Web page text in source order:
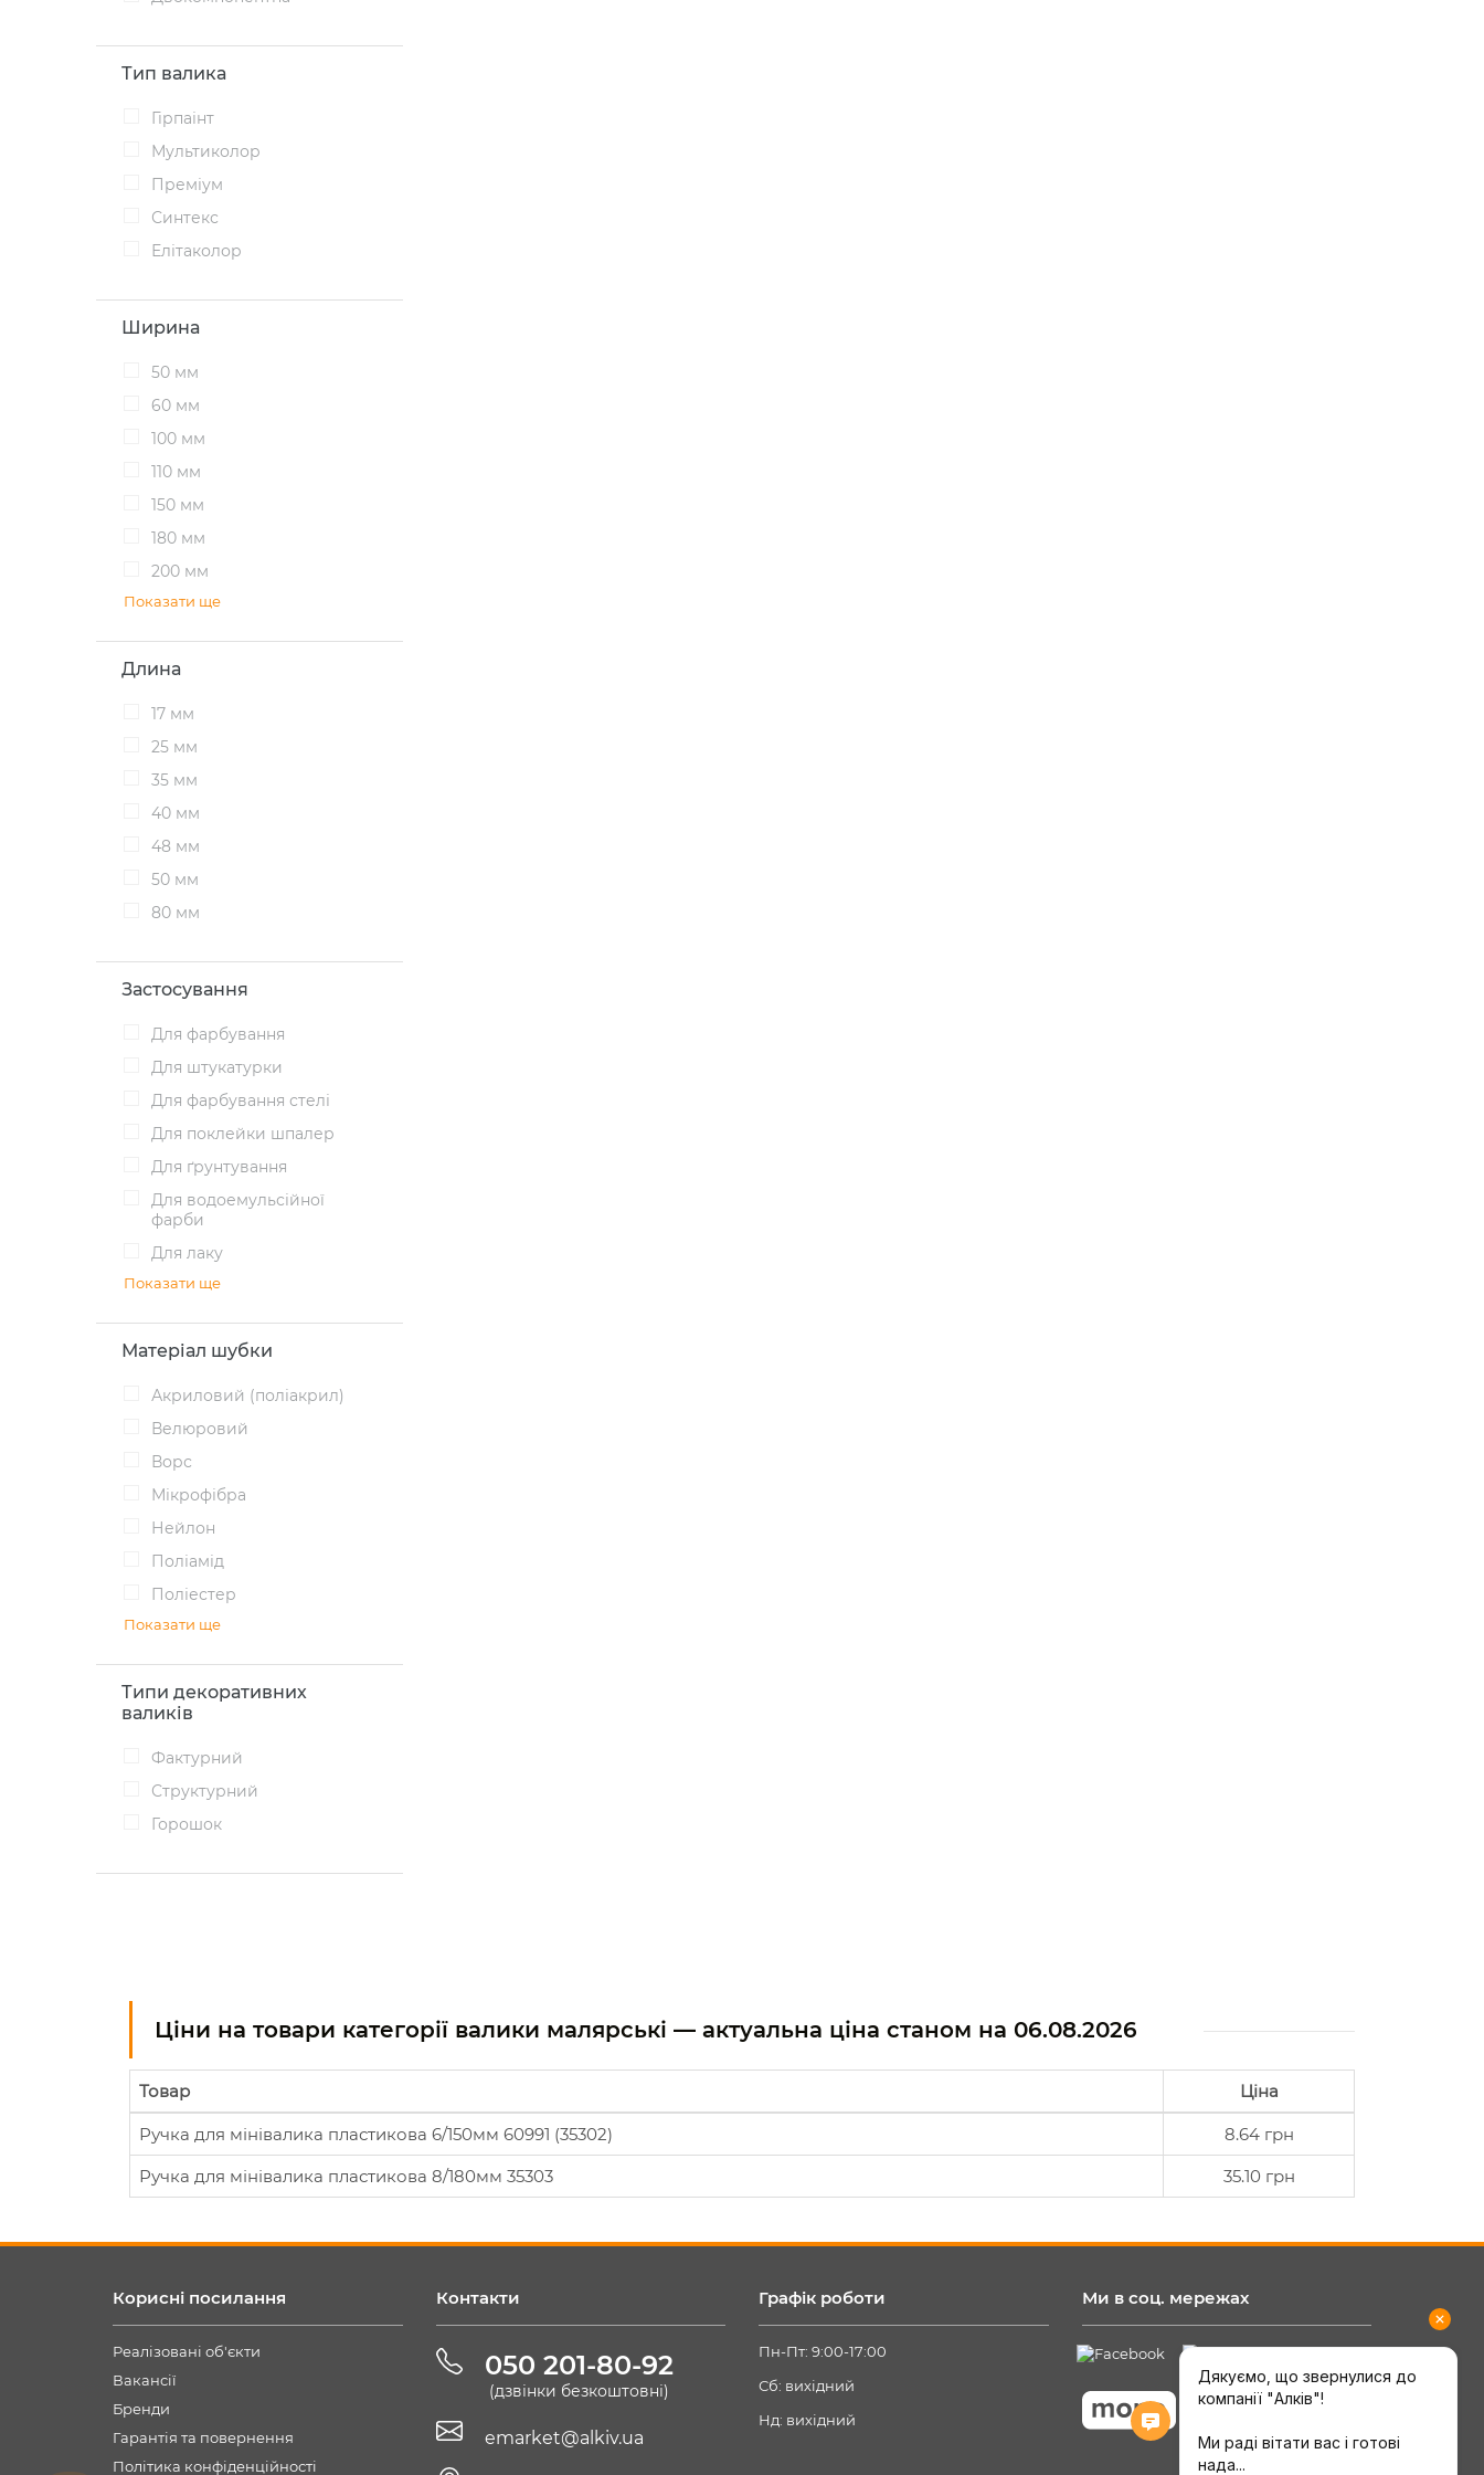
Тип валика
Гірпаінт
Мультиколор
Преміум
Синтекс
Елітаколор
Ширина
50 мм
60 мм
100 мм
110 мм
150 мм
180 мм
200 мм
Показати ще
Длина
17 мм
25 мм
35 мм
40 мм
48 мм
50 мм
80 мм
Застосування
для фарбування
для штукатурки
для фарбування стелі
для поклейки шпалер
для ґрунтування
для водоемульсійної
фарби
для лаку
Показати ще
Матеріал шубки
акриловий (поліакрил)
велюровий
ворс
мікрофібра
нейлон
поліамід
поліестер
Показати ще
Типи декоративних
валиків
фактурний
структурний
горошок
Ціни на товари категорії валики малярські — актуальна ціна станом на 06.08.2026
Товар Ціна
Ручка для мінівалика пластикова 6/150мм 60991 (35302)
8.64 грн
Ручка для мінівалика пластикова 8/180мм 35303
35.10 грн
Корисні посилання
Реалізовані об'єкти
Вакансії
Бренди
Гарантія та повернення
Політика конфіденційності
Контакти
050 201-80-92
(дзвінки безкоштовні)
emarket@alkiv.ua
Графік роботи
Пн-Пт: 9:00-17:00
Сб: вихідний
Нд: вихідний
Ми в соц. мережах